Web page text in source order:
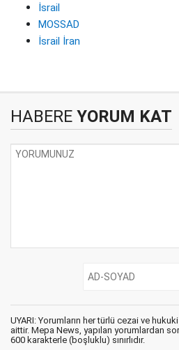
İsrail
MOSSAD
İsrail İran
HABERE YORUM KAT
UYARI: Yorumların her türlü cezai ve
aittir. Mepa News, yapılan yorumlardan
600 karakterle (boşluklu) sınırlıdır.